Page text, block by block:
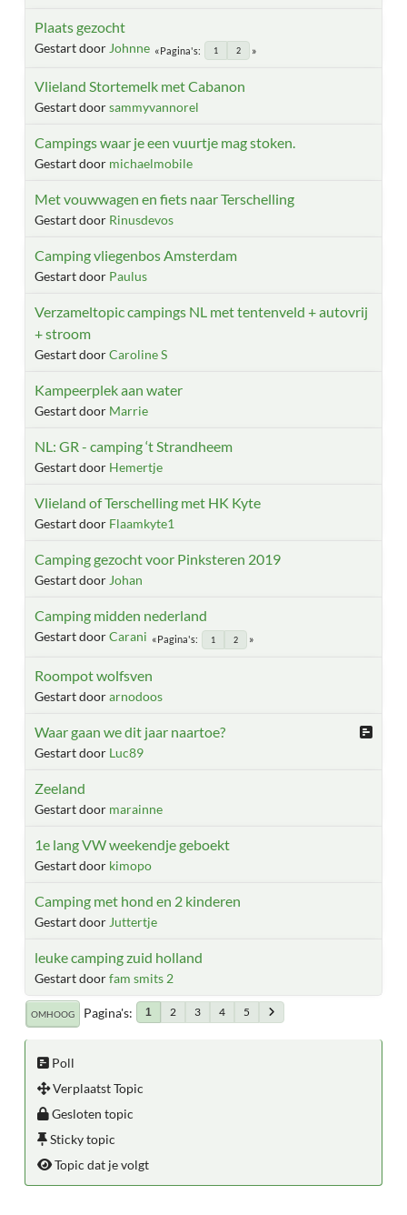
Plaats gezocht
Gestart door Johnne Pagina's 1 2
Vlieland Stortemelk met Cabanon
Gestart doorsammyvannorel
Campings waar je een vuurtje mag stoken.
Gestart door michaelmobile
Met vouwwagen en fiets naar Terschelling
Gestart door Rinusdevos
Camping vliegenbos Amsterdam
Gestart door Paulus
Verzameltopic campings NL met tentenveld + autovrij
+ stroom
Gestart doorCaroline S
Kampeerplek aan water
Gestart door Marrie
NL: GR - camping ‘t Strandheem
Gestart door Hemertje
Vlieland of Terschelling met HK Kyte
Gestart door Flaamkyte1
Camping gezocht voor Pinksteren 2019
Gestart door Johan
Camping midden nederland
Gestart doorCarani Pagina's 1 2
Roompot wolfsven
Gestart doorarnodoos
Waar gaan we dit jaar naartoe?
Gestart door Luc89
Zeeland
Gestart door marainne
1e lang VW weekendje geboekt
Gestart door kimopo
Camping met hond en 2 kinderen
Gestart door Juttertje
leuke camping zuid holland
Gestart doorfam smits 2
OMHOOG Pagina's 1 2 3 4 5
Poll
Verplaatst Topic
Gesloten topic
Sticky topic
Topic dat je volgt